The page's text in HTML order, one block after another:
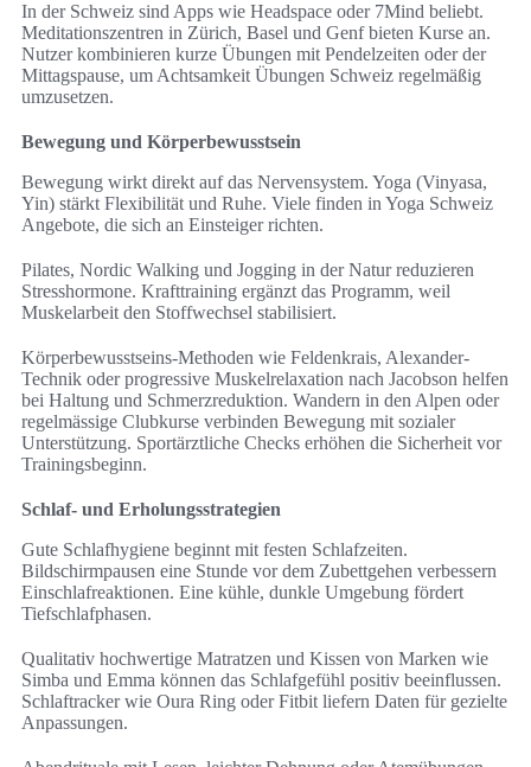
In der Schweiz sind Apps wie Headspace oder 7Mind beliebt.
Meditationszentren in Zürich, Basel und Genf bieten Kurse an.
Nutzer kombinieren kurze Übungen mit Pendelzeiten oder der
Mittagspause, um Achtsamkeit Übungen Schweiz regelmäßig
umzusetzen.
Bewegung und Körperbewusstsein
Bewegung wirkt direkt auf das Nervensystem. Yoga (Vinyasa,
Yin) stärkt Flexibilität und Ruhe. Viele finden in Yoga Schweiz
Angebote, die sich an Einsteiger richten.
Pilates, Nordic Walking und Jogging in der Natur reduzieren
Stresshormone. Krafttraining ergänzt das Programm, weil
Muskelarbeit den Stoffwechsel stabilisiert.
Körperbewusstseins-Methoden wie Feldenkrais, Alexander-
Technik oder progressive Muskelrelaxation nach Jacobson helfen
bei Haltung und Schmerzreduktion. Wandern in den Alpen oder
regelmässige Clubkurse verbinden Bewegung mit sozialer
Unterstützung. Sportärztliche Checks erhöhen die Sicherheit vor
Trainingsbeginn.
Schlaf- und Erholungsstrategien
Gute Schlafhygiene beginnt mit festen Schlafzeiten.
Bildschirmpausen eine Stunde vor dem Zubettgehen verbessern
Einschlafreaktionen. Eine kühle, dunkle Umgebung fördert
Tiefschlafphasen.
Qualitativ hochwertige Matratzen und Kissen von Marken wie
Simba und Emma können das Schlafgefühl positiv beeinflussen.
Schlaftracker wie Oura Ring oder Fitbit liefern Daten für gezielte
Anpassungen.